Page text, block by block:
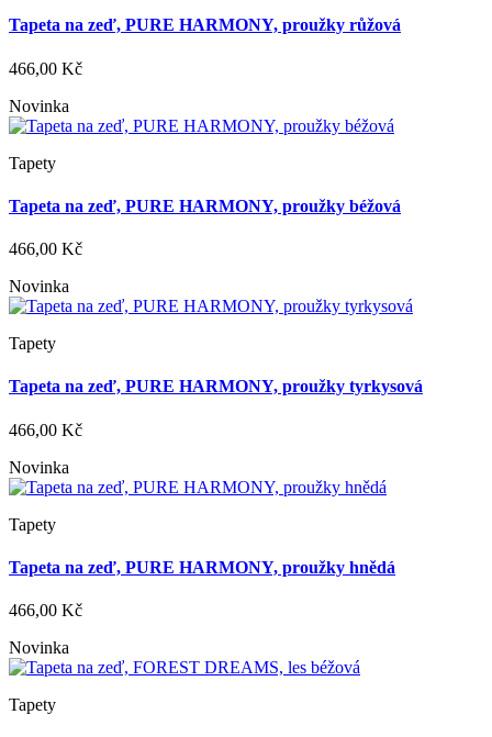
Tapeta na zeď, PURE HARMONY, proužky růžová
466,00 Kč
Novinka
Tapety
Tapeta na zeď, PURE HARMONY, proužky béžová
466,00 Kč
Novinka
Tapety
Tapeta na zeď, PURE HARMONY, proužky tyrkysová
466,00 Kč
Novinka
Tapety
Tapeta na zeď, PURE HARMONY, proužky hnědá
466,00 Kč
Novinka
Tapety